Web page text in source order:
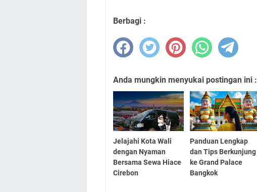
Berbagi :
Anda mungkin menyukai postingan ini :
Jelajahi Kota Wali
dengan Nyaman
Bersama Sewa Hiace
Cirebon
Panduan Lengkap
dan Tips Berkunjung
ke Grand Palace
Bangkok